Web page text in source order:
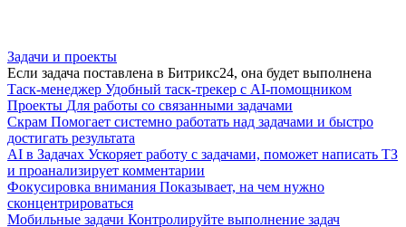
Задачи и проекты
Если задача поставлена в Битрикс24, она будет выполнена
Таск-менеджер Удобный таск-трекер с AI-помощником
Проекты Для работы со связанными задачами
Скрам Помогает системно работать над задачами и быстро
достигать результата
AI в Задачах Ускоряет работу с задачами, поможет написать ТЗ
и проанализирует комментарии
Фокусировка внимания Показывает, на чем нужно
сконцентрироваться
Мобильные задачи Контролируйте выполнение задач